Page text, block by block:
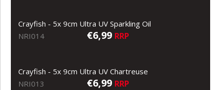
Crayfish - 5x 9cm Ultra UV Sparkling Oil
NRI014
€6,99 RRP
Crayfish - 5x 9cm Ultra UV Chartreuse
NRI013
€6,99 RRP